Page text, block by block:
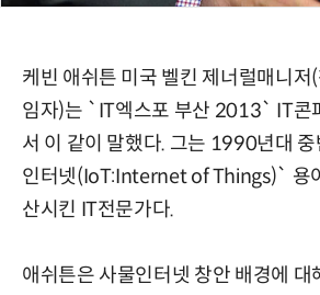
케빈 애쉬튼 미국 벨킨 제너럴매니저
임자)는 `IT엑스포 부산 2013` IT콘
서 이 같이 말했다. 그는 1990년대
인터넷(IoT:Internet of Things)` 용
산시킨 IT전문가다.
애쉬튼은 사물인터넷 창안 배경에 대